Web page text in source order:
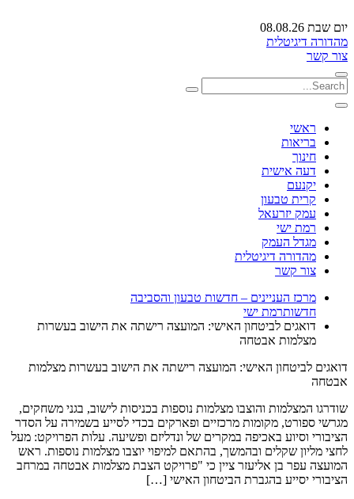
יום שבת 08.08.26
מהדורה דיגיטלית
צור קשר
ראשי
בריאות
חינוך
דעה אישית
יקנעם
קרית טבעון
עמק יזרעאל
רמת ישי
מגדל העמק
מהדורה דיגיטלית
צור קשר
מרכז העניינים – חדשות טבעון והסביבה
חדשותרמת ישי
דואגים לביטחון האישי: המועצה רישתה את הישוב בעשרות
מצלמות אבטחה
דואגים לביטחון האישי: המועצה רישתה את הישוב בעשרות מצלמות
אבטחה
שודרגו המצלמות והוצבו מצלמות נוספות בכניסות לישוב, בגני משחקים,
מגרשי ספורט, מקומות מרכזיים ופארקים בכדי לסייע בשמירה על הסדר
הציבורי וסיוע באכיפה במקרים של ונדליזם ופשיעה. עלות הפרויקט: מעל
לחצי מליון שקלים ובהמשך, בהתאם למיפוי יוצבו מצלמות נוספות. ראש
המועצה עפר בן אליעזר ציין כי "פרויקט הצבת מצלמות אבטחה במרחב
הציבורי יסייע בהגברת הביטחון האישי […]